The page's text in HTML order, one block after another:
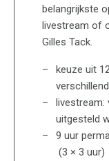
belangrijkste
livestream of
Gilles Tack.
keuze uit
livestream:
uitgesteld
9 uur
(3 × 3 uur)